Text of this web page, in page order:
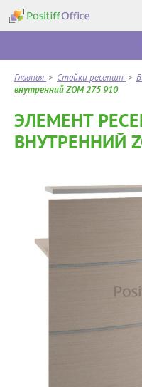
Главная > Стойки ресепшн >
внутренний ZOM 275 910
ЭЛЕМЕНТ
ВНУТРЕННИЙ